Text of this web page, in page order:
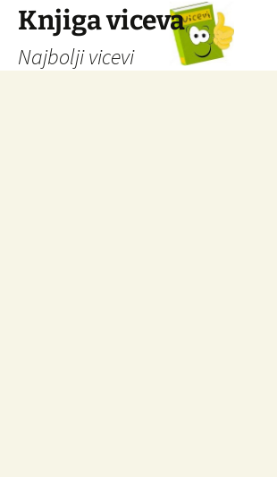
Knjiga viceva
Najbolji vicevi